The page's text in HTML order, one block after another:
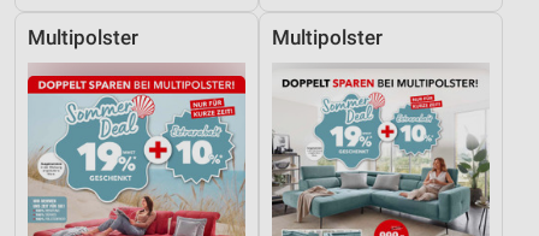
Multipolster Multipolster